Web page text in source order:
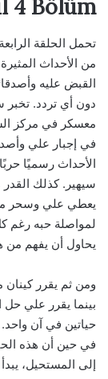
4 Bölüm
تحمل الحلقة
من الأحداث
القبض عليه
دون أي تردد. تخبر
معسكر في مركز
في إجبار علي
الأحداث رسميًا
سيهير. كذلك القدر
يعطي علي وسحر
لمواصلة حبه رغم
يحاول أن يفهم من
ومن ثم يقرر كينان
بينما يقرر علي
حياتين في آن
في حين أن هذه
إلى المستحيل،